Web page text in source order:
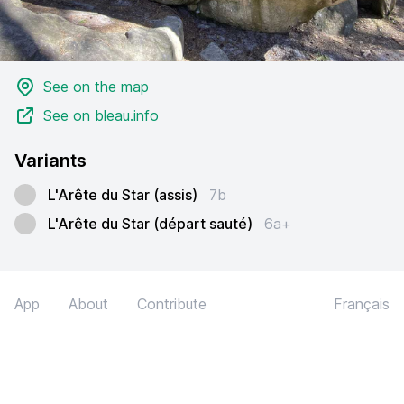
See on the map
See on bleau.info
Variants
L'Arête du Star (assis)
7b
L'Arête du Star (départ sauté)
6a+
App About Contribute Français